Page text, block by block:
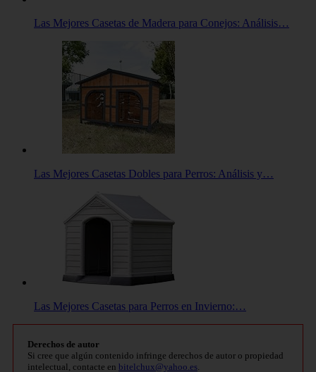
Las Mejores Casetas de Madera para Conejos: Análisis…
Las Mejores Casetas Dobles para Perros: Análisis y…
Las Mejores Casetas para Perros en Invierno:…
Derechos de autor
Si cree que algún contenido infringe derechos de autor o propiedad
intelectual, contacte en bitelchux@yahoo.es.